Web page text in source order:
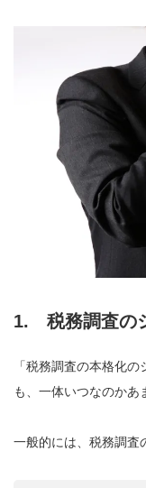
1. 税務調査の
「税務調査の本格化
も、一体いつなのかあ
一般的には、税務調査